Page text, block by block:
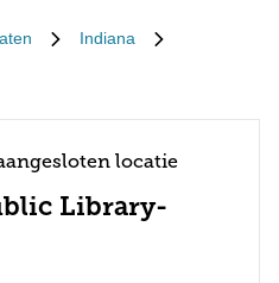
Indiana
locatie
Library-